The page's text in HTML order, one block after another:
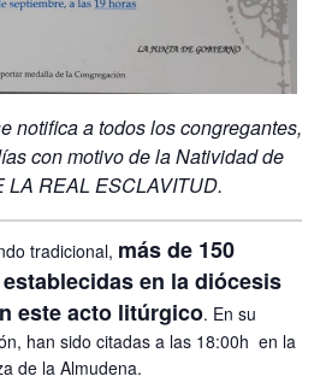
notifica a todos los congregantes,
con motivo de la Natividad de
LA REAL ESCLAVITUD.
tradicional, más de 150
en la diócesis
este acto litúrgico. En su
han sido citadas a las 18:00h en la
de la Almudena.